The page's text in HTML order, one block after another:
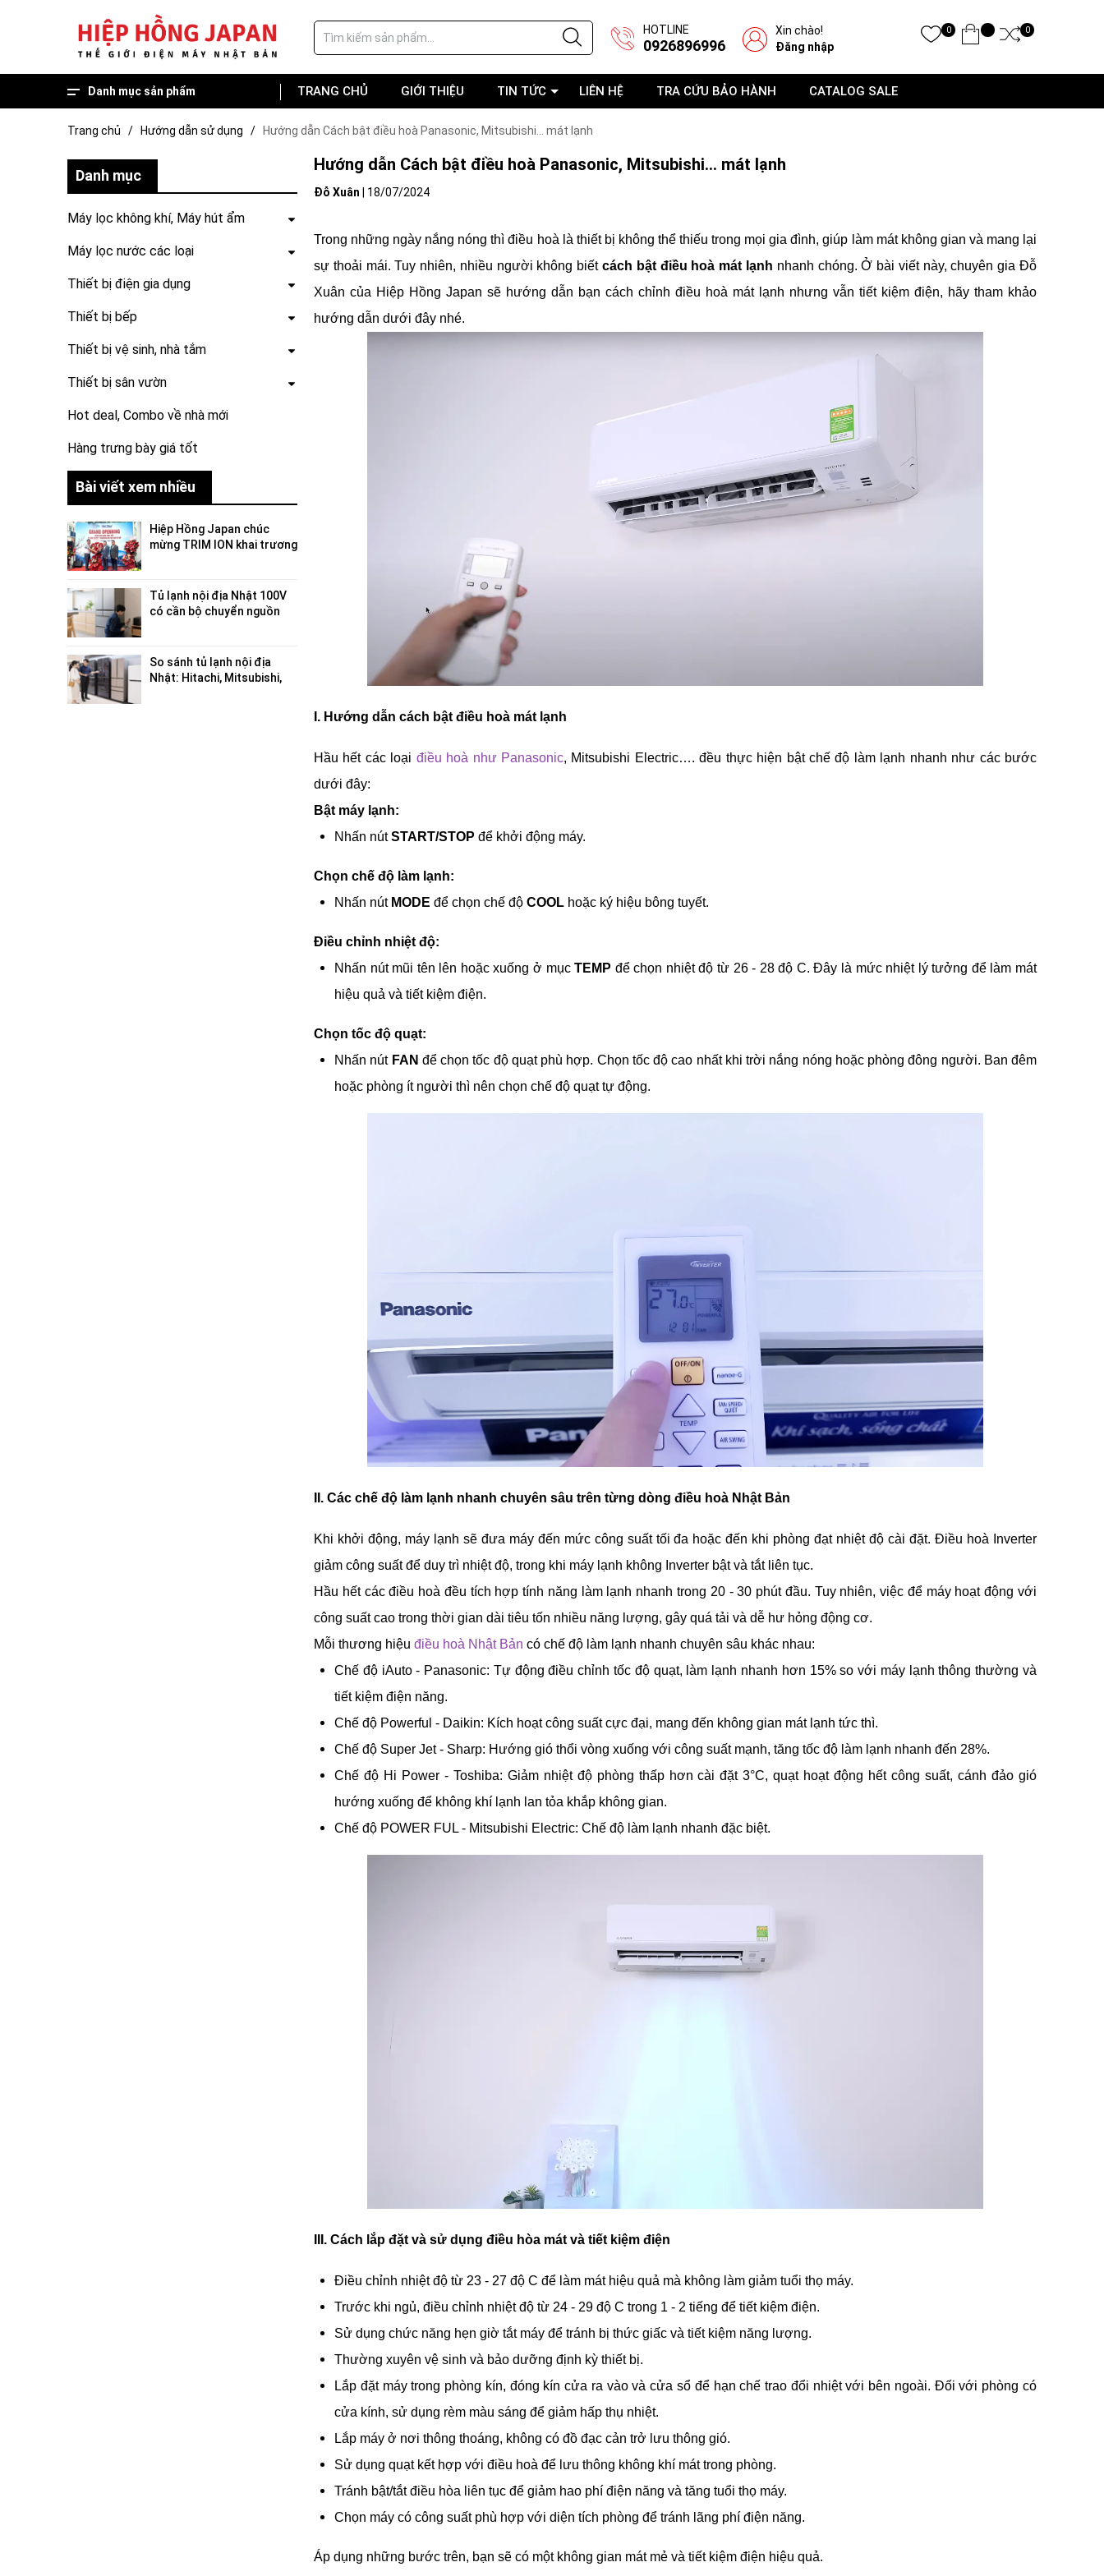
HOTLINE
0926896996
Xin chào!
Đăng nhập
0 0
Danh mục sản phẩm TRANG CHỦ GIỚI THIỆU TIN TỨC LIÊN HỆ TRA CỨU BẢO HÀNH CATALOG SALE
Trang chủ / Hướng dẫn sử dụng / Hướng dẫn Cách bật điều hoà Panasonic, Mitsubishi... mát lạnh
Danh mục
Máy lọc không khí, Máy hút ẩm
Máy lọc nước các loại
Thiết bị điện gia dụng
Thiết bị bếp
Thiết bị vệ sinh, nhà tắm
Thiết bị sân vườn
Hot deal, Combo về nhà mới
Hàng trưng bày giá tốt
Bài viết xem nhiều
Hiệp Hồng Japan chúc
mừng TRIM ION khai trương
Việt Nam
Tủ lạnh nội địa Nhật 100V
có cần bộ chuyển nguồn
So sánh tủ lạnh nội địa
Nhật: Hitachi, Mitsubishi,
Hướng dẫn Cách bật điều hoà Panasonic, Mitsubishi... mát lạnh
Đỗ Xuân 18/07/2024
Trong những ngày nắng nóng thì điều hoà là thiết bị không thể thiếu trong mọi gia đình, giúp làm mát không gian và mang lại
sự thoải mái. Tuy nhiên, nhiều người không biếtcách bật điều hoà mát lạnh nhanh chóng. Ở bài viết này, chuyên gia Đỗ
Xuân của Hiệp Hồng Japan sẽ hướng dẫn bạn cách chỉnh điều hoà mát lạnh nhưng vẫn tiết kiệm điện, hãy tham khảo
hướng dẫn dưới đây nhé.
I. Hướng dẫn cách bật điều hoà mát lạnh
Hầu hết các loại điều hoà như Panasonic, Mitsubishi Electric…. đều thực hiện bật chế độ làm lạnh nhanh như các bước
dưới đây:
Bật máy lạnh:
Nhấn nútSTART/STOP để khởi động máy.
Chọn chế độ làm lạnh:
Nhấn nút MODE để chọn chế độ COOL hoặc ký hiệu bông tuyết.
Điều chỉnh nhiệt độ:
Nhấn nút mũi tên lên hoặc xuống ở mụcTEMP để chọn nhiệt độ từ 26 - 28 độ C. Đây là mức nhiệt lý tưởng để làm mát
hiệu quả và tiết kiệm điện.
Chọn tốc độ quạt:
Nhấn nút FAN để chọn tốc độ quạt phù hợp. Chọn tốc độ cao nhất khi trời nắng nóng hoặc phòng đông người. Ban đêm
hoặc phòng ít người thì nên chọn chế độ quạt tự động.
II. Các chế độ làm lạnh nhanh chuyên sâu trên từng dòng điều hoà Nhật Bản
Khi khởi động, máy lạnh sẽ đưa máy đến mức công suất tối đa hoặc đến khi phòng đạt nhiệt độ cài đặt. Điều hoà Inverter
giảm công suất để duy trì nhiệt độ, trong khi máy lạnh không Inverter bật và tắt liên tục.
Hầu hết các điều hoà đều tích hợp tính năng làm lạnh nhanh trong 20 - 30 phút đầu. Tuy nhiên, việc để máy hoạt động với
công suất cao trong thời gian dài tiêu tốn nhiều năng lượng, gây quá tải và dễ hư hỏng động cơ.
Mỗi thương hiệu điều hoà Nhật Bản có chế độ làm lạnh nhanh chuyên sâu khác nhau:
Chế độ iAuto - Panasonic: Tự động điều chỉnh tốc độ quạt, làm lạnh nhanh hơn 15% so với máy lạnh thông thường và
tiết kiệm điện năng.
Chế độ Powerful - Daikin: Kích hoạt công suất cực đại, mang đến không gian mát lạnh tức thì.
Chế độ Super Jet - Sharp: Hướng gió thổi vòng xuống với công suất mạnh, tăng tốc độ làm lạnh nhanh đến 28%.
Chế độ Hi Power - Toshiba: Giảm nhiệt độ phòng thấp hơn cài đặt 3°C, quạt hoạt động hết công suất, cánh đảo gió
hướng xuống để không khí lạnh lan tỏa khắp không gian.
Chế độ POWER FUL - Mitsubishi Electric: Chế độ làm lạnh nhanh đặc biệt.
III. Cách lắp đặt và sử dụng điều hòa mát và tiết kiệm điện
Điều chỉnh nhiệt độ từ 23 - 27 độ C để làm mát hiệu quả mà không làm giảm tuổi thọ máy.
Trước khi ngủ, điều chỉnh nhiệt độ từ 24 - 29 độ C trong 1 - 2 tiếng để tiết kiệm điện.
Sử dụng chức năng hẹn giờ tắt máy để tránh bị thức giấc và tiết kiệm năng lượng.
Thường xuyên vệ sinh và bảo dưỡng định kỳ thiết bị.
Lắp đặt máy trong phòng kín, đóng kín cửa ra vào và cửa sổ để hạn chế trao đổi nhiệt với bên ngoài. Đối với phòng có
cửa kính, sử dụng rèm màu sáng để giảm hấp thụ nhiệt.
Lắp máy ở nơi thông thoáng, không có đồ đạc cản trở lưu thông gió.
Sử dụng quạt kết hợp với điều hoà để lưu thông không khí mát trong phòng.
Tránh bật/tắt điều hòa liên tục để giảm hao phí điện năng và tăng tuổi thọ máy.
Chọn máy có công suất phù hợp với diện tích phòng để tránh lãng phí điện năng.
Áp dụng những bước trên, bạn sẽ có một không gian mát mẻ và tiết kiệm điện hiệu quả.